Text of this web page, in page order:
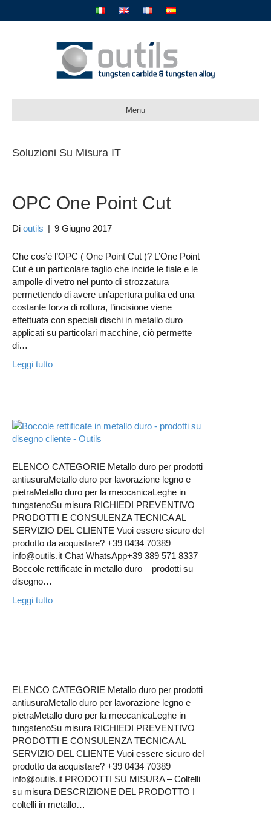
Menu
Soluzioni Su Misura IT
OPC One Point Cut
Di outils | 9 Giugno 2017
Che cos’è l’OPC ( One Point Cut )? L’One Point
Cut è un particolare taglio che incide le fiale e le
ampolle di vetro nel punto di strozzatura
permettendo di avere un’apertura pulita ed una
costante forza di rottura, l’incisione viene
effettuata con speciali dischi in metallo duro
applicati su particolari macchine, ciò permette
di…
Leggi tutto
ELENCO CATEGORIE Metallo duro per prodotti
antiusuraMetallo duro per lavorazione legno e
pietraMetallo duro per la meccanicaLeghe in
tungstenoSu misura RICHIEDI PREVENTIVO
PRODOTTI E CONSULENZA TECNICA AL
SERVIZIO DEL CLIENTE Vuoi essere sicuro del
prodotto da acquistare? +39 0434 70389
info@outils.it Chat WhatsApp+39 389 571 8337
Boccole rettificate in metallo duro – prodotti su
disegno…
Leggi tutto
ELENCO CATEGORIE Metallo duro per prodotti
antiusuraMetallo duro per lavorazione legno e
pietraMetallo duro per la meccanicaLeghe in
tungstenoSu misura RICHIEDI PREVENTIVO
PRODOTTI E CONSULENZA TECNICA AL
SERVIZIO DEL CLIENTE Vuoi essere sicuro del
prodotto da acquistare? +39 0434 70389
info@outils.it PRODOTTI SU MISURA – Coltelli
su misura DESCRIZIONE DEL PRODOTTO I
coltelli in metallo…